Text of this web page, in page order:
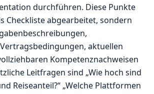
durchführen. Diese Punkte
Checkliste abgearbeitet, sondern
aktuellen
Kompetenznachweisen
Leitfragen sind „Wie hoch sind
Reiseanteil?“ „Welche Plattformen